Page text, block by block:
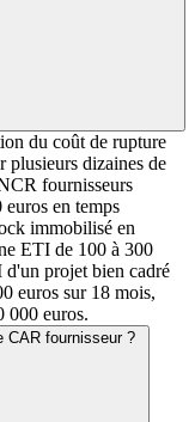
du coût de rupture
plusieurs dizaines de
fournisseurs
en temps
immobilisé en
ETI de 100 à 300
d'un projet bien cadré
euros sur 18 mois,
000 euros.
CAR fournisseur ?